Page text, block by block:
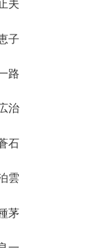
夫
子
路
治
石
雲
茅